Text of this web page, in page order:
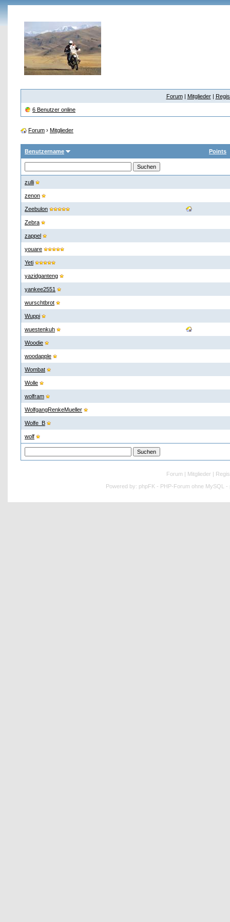
Forum| Mitglieder|
6 Benutzer online
Forum › Mitglieder
Benutzername Points
zulli
zenon
Zeebulon
Zebra
zappel
youare
Yeti
yazidganteng
yankee2551
wurschtbrot
Wuppi
wuestenkuh
Woodie
woodapple
Wombat
Wolle
wolfram
WolfgangRenkeMueller
Wolfe_B
wolf
Forum | Mitglieder |
Powered by: phpFK - PHP-Forum ohne MySQL -